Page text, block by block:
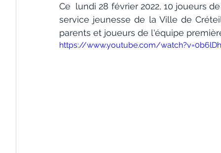
Ce  lundi 28 février 2022, 10 joueurs
service jeunesse de la Ville de
parents et joueurs de l'équipe
https://www.youtube.com/